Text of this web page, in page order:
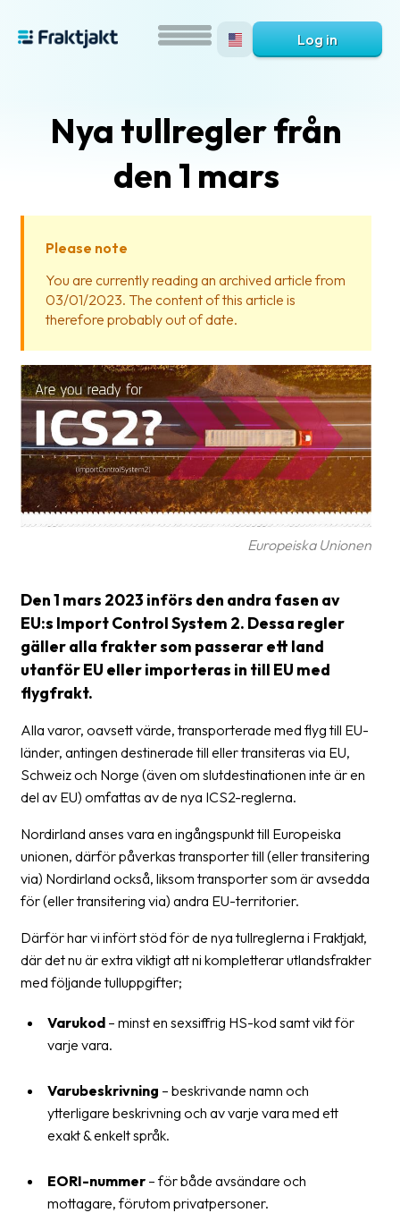
is
Fraktjakt?
Help?
FAQ
Glossary
Packing
Shipping
documents
declarations
Delivery
terms
Pickups
Manuals
Downloads
Barcode
scanner
About
the
company
About
Fraktjakt
Coworkers
career
Log in
Nya tullregler från
den 1 mars
Please note
You are currently reading an archived article from
03/01/2023. The content of this article is
therefore probably out of date.
Europeiska Unionen
Den 1 mars 2023 införs den andra fasen av
EU:s Import Control System 2. Dessa regler
gäller alla frakter som passerar ett land
utanför EU eller importeras in till EU med
flygfrakt.
Alla varor, oavsett värde, transporterade med flyg till EU-
länder, antingen destinerade till eller transiteras via EU,
Schweiz och Norge (även om slutdestinationen inte är en
del av EU) omfattas av de nya ICS2-reglerna.
Nordirland anses vara en ingångspunkt till Europeiska
unionen, därför påverkas transporter till (eller transitering
via) Nordirland också, liksom transporter som är avsedda
för (eller transitering via) andra EU-territorier.
Därför har vi infört stöd för de nya tullreglerna i Fraktjakt,
där det nu är extra viktigt att ni kompletterar utlandsfrakter
med följande tulluppgifter;
Varukod – minst en sexsiffrig HS-kod samt vikt för
varje vara.
Varubeskrivning – beskrivande namn och
ytterligare beskrivning och av varje vara med ett
exakt & enkelt språk.
EORI-nummer – för både avsändare och
mottagare, förutom privatpersoner.